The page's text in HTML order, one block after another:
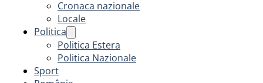
Cronaca nazionale
Locale
Politica
Politica Estera
Politica Nazionale
Sport